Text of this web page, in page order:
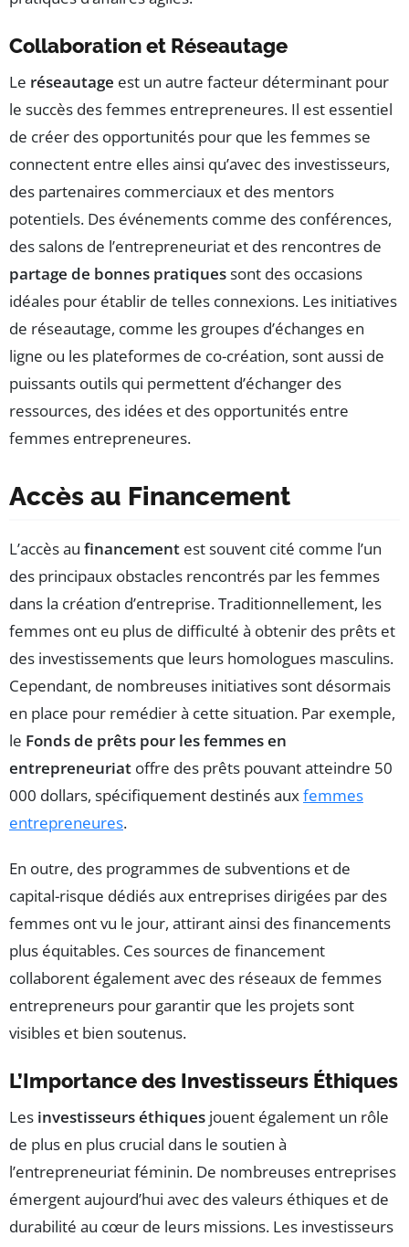
Collaboration et Réseautage
Le réseautage est un autre facteur déterminant pour
le succès des femmes entrepreneures. Il est essentiel
de créer des opportunités pour que les femmes se
connectent entre elles ainsi qu’avec des investisseurs,
des partenaires commerciaux et des mentors
potentiels. Des événements comme des conférences,
des salons de l’entrepreneuriat et des rencontres de
partage de bonnes pratiquessont des occasions
idéales pour établir de telles connexions. Les initiatives
de réseautage, comme les groupes d’échanges en
ligne ou les plateformes de co-création, sont aussi de
puissants outils qui permettent d’échanger des
ressources, des idées et des opportunités entre
femmes entrepreneures.
Accès au Financement
L’accès au financement est souvent cité comme l’un
des principaux obstacles rencontrés par les femmes
dans la création d’entreprise. Traditionnellement, les
femmes ont eu plus de difficulté à obtenir des prêts et
des investissements que leurs homologues masculins.
Cependant, de nombreuses initiatives sont désormais
en place pour remédier à cette situation. Par exemple,
le Fonds de prêts pour les femmes en
entrepreneuriat offre des prêts pouvant atteindre 50
000 dollars, spécifiquement destinés auxfemmes
entrepreneures.
En outre, des programmes de subventions et de
capital-risque dédiés aux entreprises dirigées par des
femmes ont vu le jour, attirant ainsi des financements
plus équitables. Ces sources de financement
collaborent également avec des réseaux de femmes
entrepreneurs pour garantir que les projets sont
visibles et bien soutenus.
L’Importance des Investisseurs Éthiques
Les investisseurs éthiques jouent également un rôle
de plus en plus crucial dans le soutien à
l’entrepreneuriat féminin. De nombreuses entreprises
émergent aujourd’hui avec des valeurs éthiques et de
durabilité au cœur de leurs missions. Les investisseurs